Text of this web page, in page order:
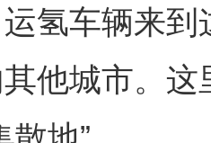
氢车辆来
他城市。这